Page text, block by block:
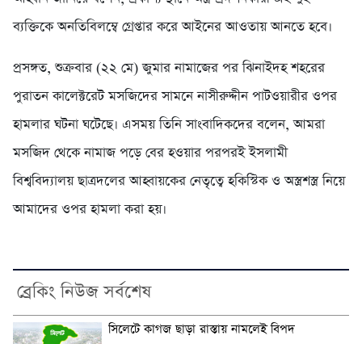
ব্যক্তিকে অনতিবিলম্বে গ্রেপ্তার করে আইনের আওতায় আনতে হবে।
প্রসঙ্গত, শুক্রবার (২২ মে) জুমার নামাজের পর ঝিনাইদহ শহরের
পুরাতন কালেক্টরেট মসজিদের সামনে নাসীরুদ্দীন পাটওয়ারীর ওপর
হামলার ঘটনা ঘটেছে। এসময় তিনি সাংবাদিকদের বলেন, আমরা
মসজিদ থেকে নামাজ পড়ে বের হওয়ার পরপরই ইসলামী
বিশ্ববিদ্যালয় ছাত্রদলের আহ্বায়কের নেতৃত্বে হকিস্টিক ও অস্ত্রশস্ত্র নিয়ে
আমাদের ওপর হামলা করা হয়।
ব্রেকিং নিউজ সর্বশেষ
সিলেটে কাগজ ছাড়া রাস্তায় নামলেই বিপদ